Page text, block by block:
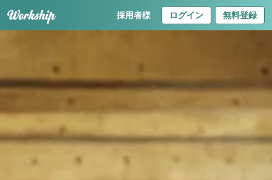
採用者様 ログイン 無料登録